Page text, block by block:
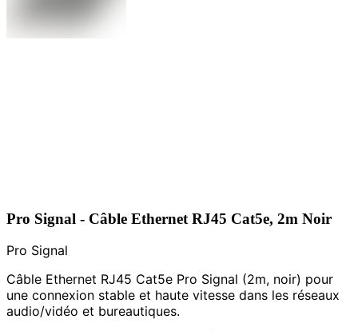
Pro Signal - Câble Ethernet RJ45 Cat5e, 2m Noir
Pro Signal
Câble Ethernet RJ45 Cat5e Pro Signal (2m, noir) pour
une connexion stable et haute vitesse dans les réseaux
audio/vidéo et bureautiques.